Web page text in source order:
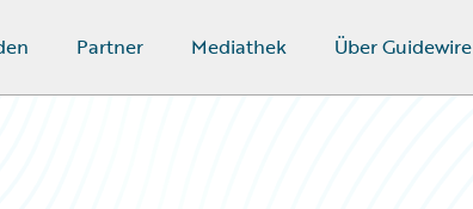
Partner Mediathek Über Guidewire